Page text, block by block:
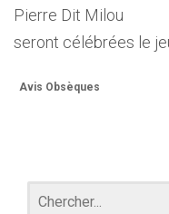
Pierre Dit Milou
seront célébrées le
Avis Obsèques